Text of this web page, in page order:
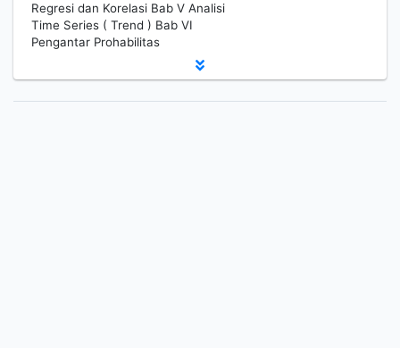
Regresi dan Korelasi Bab V Analisi
Time Series ( Trend ) Bab VI
Pengantar Prohabilitas